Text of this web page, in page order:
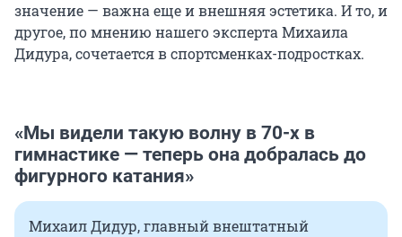
значение — важна еще и внешняя эстетика. И то, и
другое, по мнению нашего эксперта Михаила
Дидура, сочетается в спортсменках-подростках.
«Мы видели такую волну в 70-х в
гимнастике — теперь она добралась до
фигурного катания»
Михаил Дидур, главный внештатный